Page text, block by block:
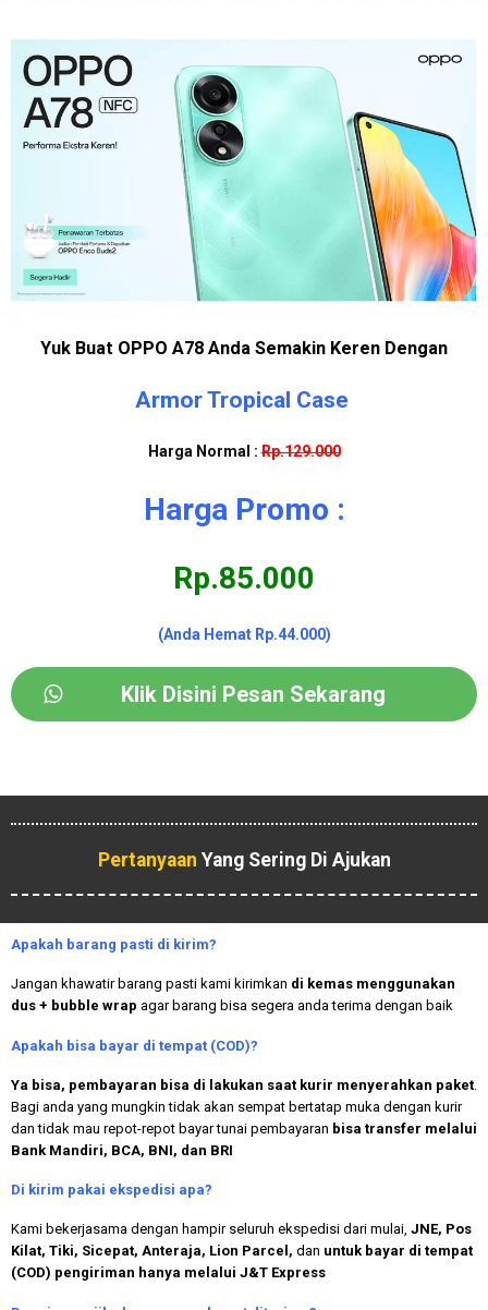
Yuk Buat OPPO A78 Anda Semakin Keren Dengan
Armor Tropical Case
Harga Normal :Rp.129.000
Harga Promo :
Rp.85.000
(Anda Hemat Rp.44.000)
Klik Disini Pesan Sekarang
Pertanyaan Yang Sering Di Ajukan
Apakah barang pasti di kirim?
Jangan khawatir barang pasti kami kirimkan di kemas menggunakan
dus + bubble wrap agar barang bisa segera anda terima dengan baik
Apakah bisa bayar di tempat (COD)?
Ya bisa, pembayaran bisa di lakukan saat kurir menyerahkan paket
Bagi anda yang mungkin tidak akan sempat bertatap muka dengan kurir
dan tidak mau repot-repot bayar tunai pembayaran bisa transfer melalui
Bank Mandiri, BCA, BNI, dan BRI
Di kirim pakai ekspedisi apa?
Kami bekerjasama dengan hampir seluruh ekspedisi dari mulai, JNE, Pos
Kilat, Tiki, Sicepat, Anteraja, Lion Parcel, dan untuk bayar di tempat
(COD) pengiriman hanya melalui J&T Express